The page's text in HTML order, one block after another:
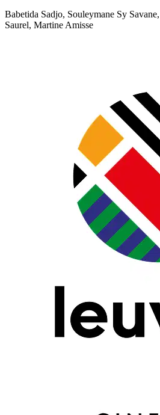
Babetida Sadjo, Souleymane Sy
Saurel, Martine Amisse